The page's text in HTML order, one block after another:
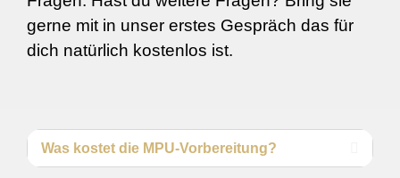
gerne mit in unser erstes Gespräch das für
dich natürlich kostenlos ist.
Was kostet die MPU-Vorbereitung?